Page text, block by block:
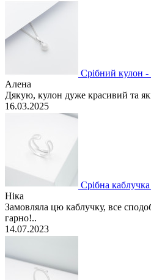
Срібний кулон
Алена
Дякую, кулон дуже красивий та
16.03.2025
Срібна
Ніка
Замовляла цю каблучку, все
гарно!..
14.07.2023